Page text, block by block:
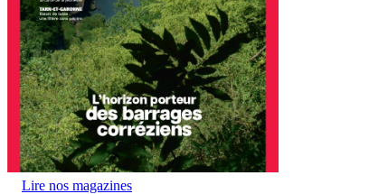
Lire nos magazines